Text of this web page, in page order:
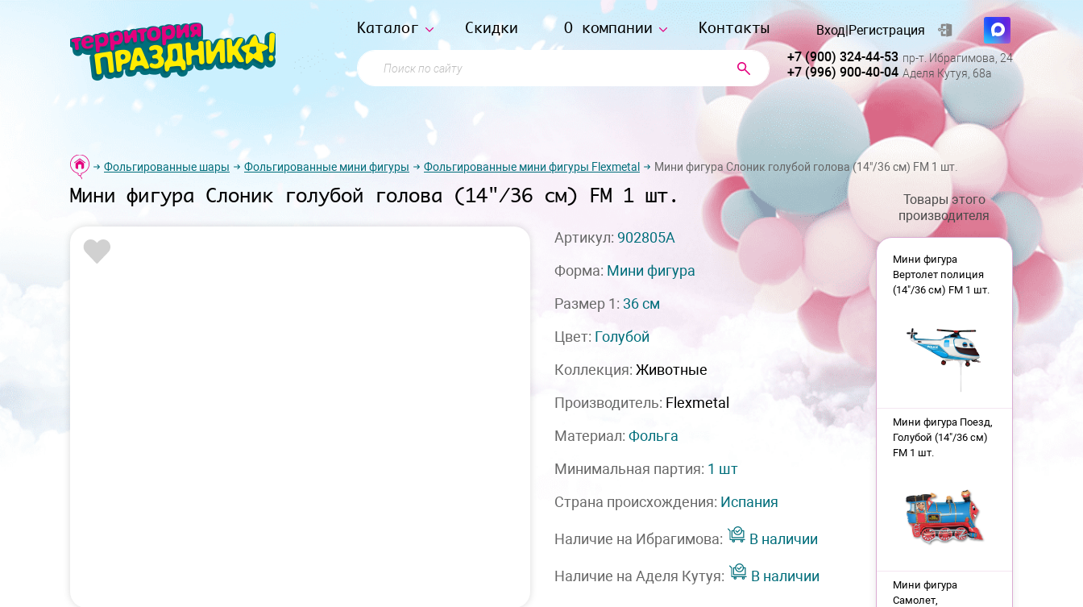
Каталог Скидки О компании Контакты
Поиск по сайту
Вход|Регистрация
+7 (900) 324-44-53 пр-т. Ибрагимова, 24
+7 (996) 900-40-04 Аделя Кутуя, 68а
Фольгированные шары Фольгированные мини фигуры Фольгированные мини фигуры Flexmetal Мини фигура Слоник голубой голова (14"/36 см) FM 1 шт.
Мини фигура Слоник голубой голова (14"/36 см) FM 1 шт.
Артикул: 902805A
Форма: Мини фигура
Размер 1: 36 см
Цвет: Голубой
Коллекция: Животные
Производитель: Flexmetal
Материал: Фольга
Минимальная партия: 1 шт
Страна происхождения: Испания
Наличие на Ибрагимова: В наличии
Наличие на Аделя Кутуя: В наличии
Товары этого
производителя
Мини фигура
Вертолет полиция
(14"/36 см) FM 1 шт.
Мини фигура Поезд,
Голубой (14"/36 см)
FM 1 шт.
Мини фигура
Самолет,